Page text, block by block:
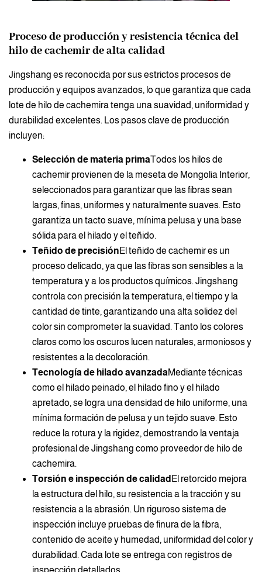
Proceso de producción y resistencia técnica del
hilo de cachemir de alta calidad
Jingshang es reconocida por sus estrictos procesos de
producción y equipos avanzados, lo que garantiza que cada
lote de hilo de cachemira tenga una suavidad, uniformidad y
durabilidad excelentes. Los pasos clave de producción
incluyen:
Selección de materia primaTodos los hilos de
cachemir provienen de la meseta de Mongolia Interior,
seleccionados para garantizar que las fibras sean
largas, finas, uniformes y naturalmente suaves. Esto
garantiza un tacto suave, mínima pelusa y una base
sólida para el hilado y el teñido.
Teñido de precisiónEl teñido de cachemir es un
proceso delicado, ya que las fibras son sensibles a la
temperatura y a los productos químicos. Jingshang
controla con precisión la temperatura, el tiempo y la
cantidad de tinte, garantizando una alta solidez del
color sin comprometer la suavidad. Tanto los colores
claros como los oscuros lucen naturales, armoniosos y
resistentes a la decoloración.
Tecnología de hilado avanzadaMediante técnicas
como el hilado peinado, el hilado fino y el hilado
apretado, se logra una densidad de hilo uniforme, una
mínima formación de pelusa y un tejido suave. Esto
reduce la rotura y la rigidez, demostrando la ventaja
profesional de Jingshang como proveedor de hilo de
cachemira.
Torsión e inspección de calidad El retorcido mejora
la estructura del hilo, su resistencia a la tracción y su
resistencia a la abrasión. Un riguroso sistema de
inspección incluye pruebas de finura de la fibra,
contenido de aceite y humedad, uniformidad del color y
durabilidad. Cada lote se entrega con registros de
inspección detallados.